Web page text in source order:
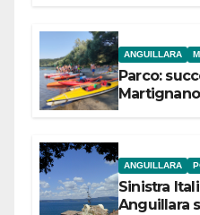
ANGUILLARA
Parco:
Martignano
ANGUILLARA
Sinistra
Anguillara